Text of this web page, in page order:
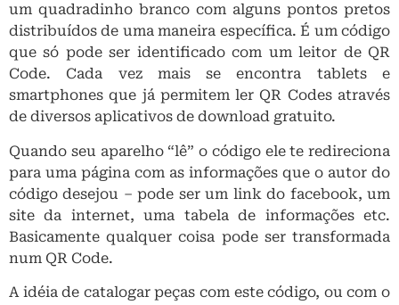
um quadradinho branco com alguns pontos pretos
distribuídos de uma maneira específica. É um código
que só pode ser identificado com um leitor de QR
Code. Cada vez mais se encontra tablets e
smartphones que já permitem ler QR Codes através
de diversos aplicativos de download gratuito.
Quando seu aparelho “lê” o código ele te redireciona
para uma página com as informações que o autor do
código desejou – pode ser um link do facebook, um
site da internet, uma tabela de informações etc.
Basicamente qualquer coisa pode ser transformada
num QR Code.
A idéia de catalogar peças com este código, ou com o